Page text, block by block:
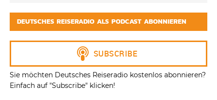
DEUTSCHES REISERADIO ALS PODCAST ABONNIEREN
Sie möchten Deutsches Reiseradio kostenlos abonnieren?
Einfach auf "Subscribe" klicken!